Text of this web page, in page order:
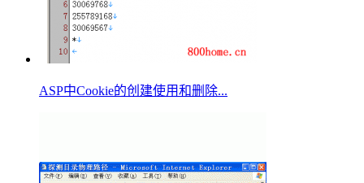
ASP中Cookie的创建使用和删除...